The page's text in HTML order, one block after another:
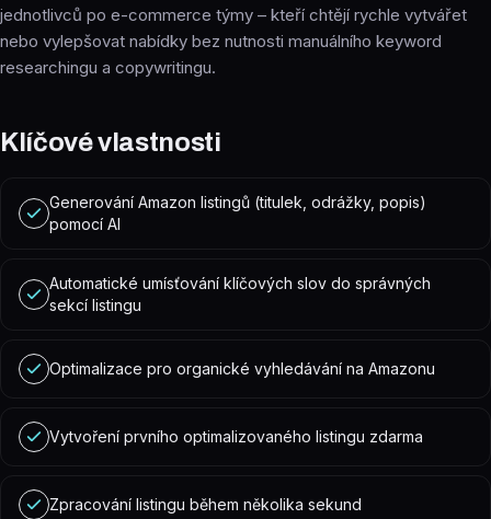
jednotlivců po e-commerce týmy – kteří chtějí rychle vytvářet
nebo vylepšovat nabídky bez nutnosti manuálního keyword
researchingu a copywritingu.
Klíčové vlastnosti
Generování Amazon listingů (titulek, odrážky, popis)
pomocí AI
Automatické umísťování klíčových slov do správných
sekcí listingu
Optimalizace pro organické vyhledávání na Amazonu
Vytvoření prvního optimalizovaného listingu zdarma
Zpracování listingu během několika sekund